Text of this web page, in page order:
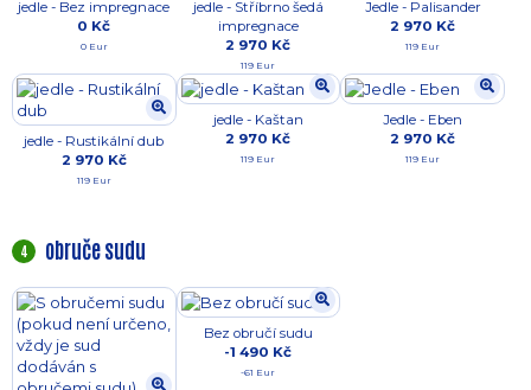
jedle - Bez impregnace
0 Kč
0 Eur
jedle - Stříbrno šedá
impregnace
2 970 Kč
119 Eur
Jedle - Palisander
2 970 Kč
119 Eur
jedle - Rustikální dub
2 970 Kč
119 Eur
jedle - Kaštan
2 970 Kč
119 Eur
Jedle - Eben
2 970 Kč
119 Eur
4 obruče sudu
Bez obručí sudu
-1 490 Kč
-61 Eur